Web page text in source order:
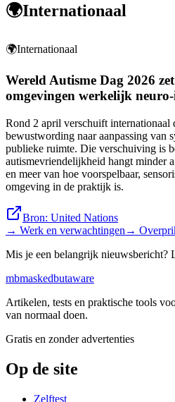
🌍Internationaal
🌍Internationaal
Wereld Autisme Dag 2026
omgevingen werkelijk
Rond 2 april verschuift internationaal
bewustwording naar aanpassing van
publieke ruimte. Die verschuiving is
autismevriendelijkheid hangt minder
en meer van hoe voorspelbaar,
omgeving in de praktijk is.
Bron: United Nations
→ Werk en verwachtingen →
Mis je een belangrijk nieuwsbericht?
mbmaskedbutaware
Artikelen, tests en praktische tools
van normaal doen.
Gratis en zonder advertenties
Op de site
Zelftest